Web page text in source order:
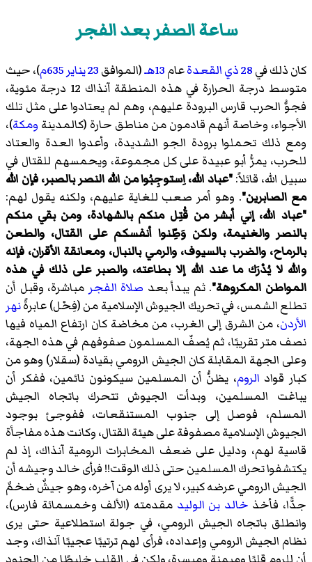
ساعة الصفر بعد الفجر
كان ذلك في28 ذي القعدة عام13هـ (الموافق23 يناير 635م )، حيث
متوسط درجة الحرارة في هذه المنطقة آنذاك 12 درجة مئوية،
فجوُّ الحرب قارس البرودة عليهم، وهم لم يعتادوا على مثل تلك
الأجواء، وخاصة أنهم قادمون من مناطق حارة (كالمدينة ومكة)،
ومع ذلك تحملوا برودة الجو الشديدة، وأعدوا العدة والعتاد
للحرب، يمرُّ أبو عبيدة على كل مجموعة، ويحمسهم للقتال في
سبيل الله، قائلاً:"عباد الله، اِستوجِبُوا من الله النصر بالصبر، فإن الله
مع الصابرين". وهو أمر صعب للغاية عليهم، ولكنه يقول لهم:
"عباد الله، إني أبشر من قُتِل منكم بالشهادة، ومن بقي منكم
بالنصر والغنيمة، ولكن وَطِّنوا أنفسكم على القتال، والطعن
بالرماح، والضرب بالسيوف، والرمي بالنبال، ومعانقة الأقران، فإنه
والله لا يُدْرَك ما عند الله إلا بطاعته، والصبر على ذلك في هذه
المواطن المكروهة". ثم يبدأ بعد صلاة الفجر مباشرة، وقبل أن
تطلع الشمس، في تحريك الجيوش الإسلامية من (فِحْل) عابرةًنهر
الأردن، من الشرق إلى الغرب، من مخاضة كان ارتفاع المياه فيها
نصف متر تقريبًا، ثم يُصفّ المسلمون صفوفهم في هذه الجهة،
وعلى الجهة المقابلة كان الجيش الرومي بقيادة (سقلار) وهو من
كبار قواد الروم، يظنُّ أن المسلمين سيكونون نائمين، ففكر أن
يباغت المسلمين، وبدأت الجيوش تتحرك باتجاه الجيش
المسلم، فوصل إلى جنوب المستنقعات، ففوجئ بوجود
الجيوش الإسلامية مصفوفة على هيئة القتال، وكانت هذه مفاجأة
قاسية لهم، ودليل على ضعف المخابرات الرومية آنذاك، إذ لم
يكتشفوا تحرك المسلمين حتى ذلك الوقت!! فرأى خالد وجيشه أن
الجيش الرومي عرضه كبير، لا يرى أوله من آخره، وهو جيشٌ ضخمٌ
جدًّا، فأخذ خالد بن الوليد مقدمته (الألف وخمسمائة فارس)،
وانطلق باتجاه الجيش الرومي، في جولة استطلاعية حتى يرى
نظام الجيش الرومي وإعداده، فرأى لهم ترتيبًا عجيبًا آنذاك، وجد